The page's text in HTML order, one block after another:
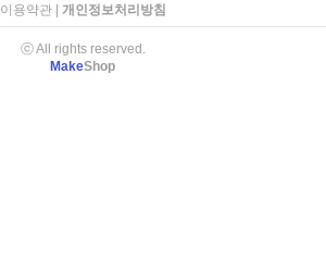
이용약관| 개인정보처리방침
ⓒ All rights reserved.
MakeShop